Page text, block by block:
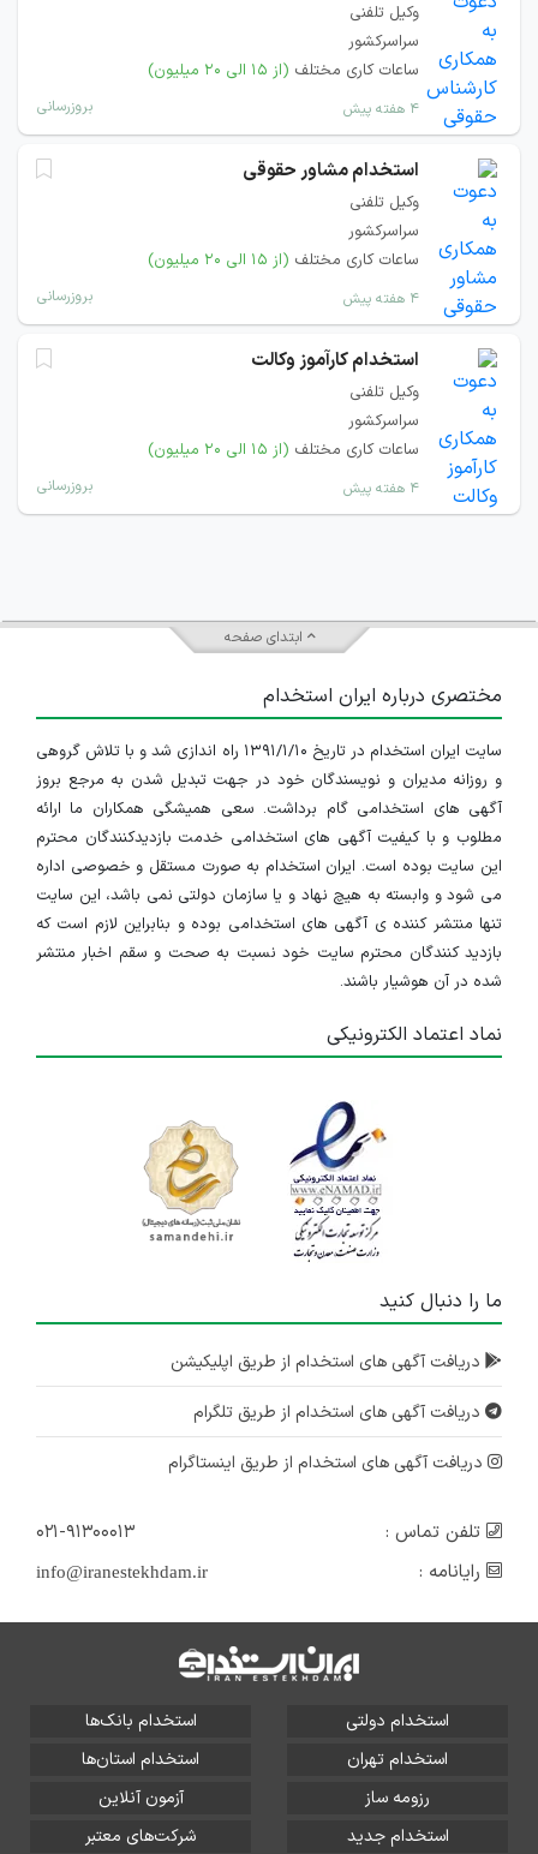
وکیل تلفنی
سراسرکشور
ساعات کاری مختلف (از ۱۵ الی ۲۰ میلیون)
۴ هفته پیش بروزرسانی
استخدام مشاور حقوقی
وکیل تلفنی
سراسرکشور
ساعات کاری مختلف (از ۱۵ الی ۲۰ میلیون)
۴ هفته پیش بروزرسانی
استخدام کارآموز وکالت
وکیل تلفنی
سراسرکشور
ساعات کاری مختلف (از ۱۵ الی ۲۰ میلیون)
۴ هفته پیش بروزرسانی
ابتدای صفحه
مختصری درباره ایران استخدام
سایت ایران استخدام در تاریخ ۱۳۹۱/۱/۱۰ راه اندازی شد و با تلاش گروهی
و روزانه مدیران و نویسندگان خود در جهت تبدیل شدن به مرجع بروز
آگهی های استخدامی گام برداشت. سعی همیشگی همکاران ما ارائه
مطلوب و با کیفیت آگهی های استخدامی خدمت بازدیدکنندگان محترم
این سایت بوده است. ایران استخدام به صورت مستقل و خصوصی اداره
می شود و وابسته به هیچ نهاد و یا سازمان دولتی نمی باشد، این سایت
تنها منتشر کننده ی آگهی های استخدامی بوده و بنابراین لازم است که
بازدید کنندگان محترم سایت خود نسبت به صحت و سقم اخبار منتشر
شده در آن هوشیار باشند.
نماد اعتماد الکترونیکی
ما را دنبال کنید
دریافت آگهی های استخدام از طریق اپلیکیشن
دریافت آگهی های استخدام از طریق تلگرام
دریافت آگهی های استخدام از طریق اینستاگرام
تلفن تماس :
۰۲۱-۹۱۳۰۰۰۱۳
رایانامه :
info@iranestekhdam.ir
استخدام دولتی
استخدام بانک‌ها
استخدام تهران
استخدام استان‌ها
رزومه ساز
آزمون آنلاین
استخدام جدید
شرکت‌های معتبر